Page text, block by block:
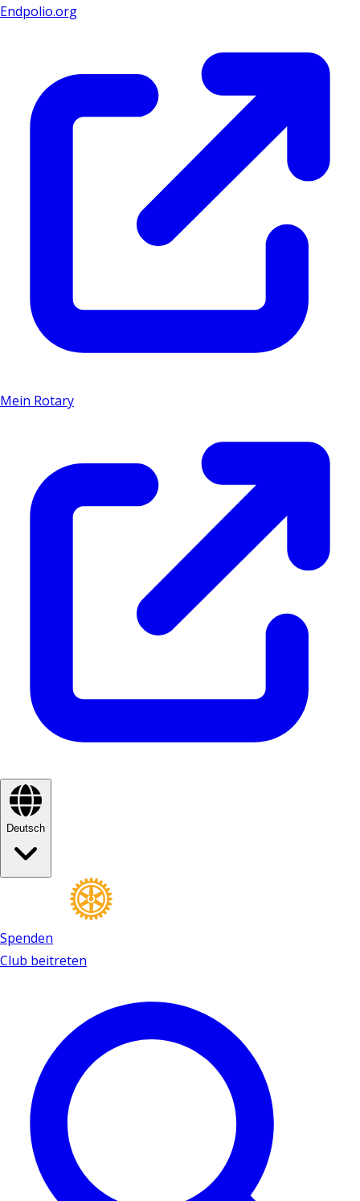
Endpolio.org
Mein Rotary
Deutsch
Spenden
Club beitreten